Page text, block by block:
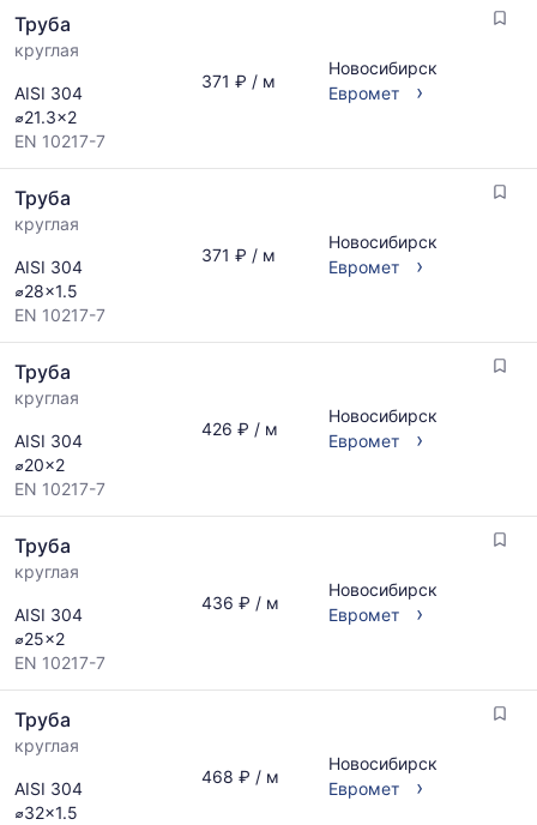
Труба
круглая
AISI 304
⌀21.3x2
EN 10217-7
371 ₽ / м
Новосибирск
Евромет
›
Труба
круглая
AISI 304
⌀28x1.5
EN 10217-7
371 ₽ / м
Новосибирск
Евромет
›
Труба
круглая
AISI 304
⌀20x2
EN 10217-7
426 ₽ / м
Новосибирск
Евромет
›
Труба
круглая
AISI 304
⌀25x2
EN 10217-7
436 ₽ / м
Новосибирск
Евромет
›
Труба
круглая
AISI 304
⌀32x1.5
468 ₽ / м
Новосибирск
Евромет
›